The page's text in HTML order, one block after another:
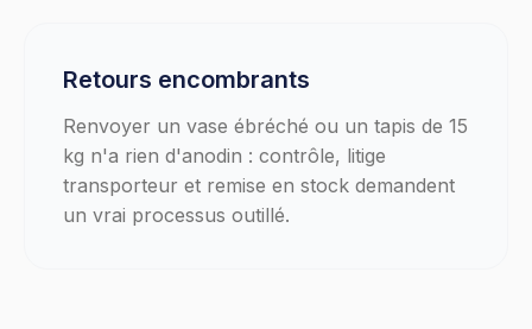
Retours encombrants
Renvoyer un vase ébréché ou un tapis de 15
kg n'a rien d'anodin : contrôle, litige
transporteur et remise en stock demandent
un vrai processus outillé.